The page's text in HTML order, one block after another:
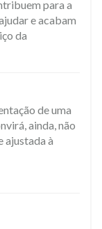
para a
e acabam
da
de uma
ainda, não
ajustada à